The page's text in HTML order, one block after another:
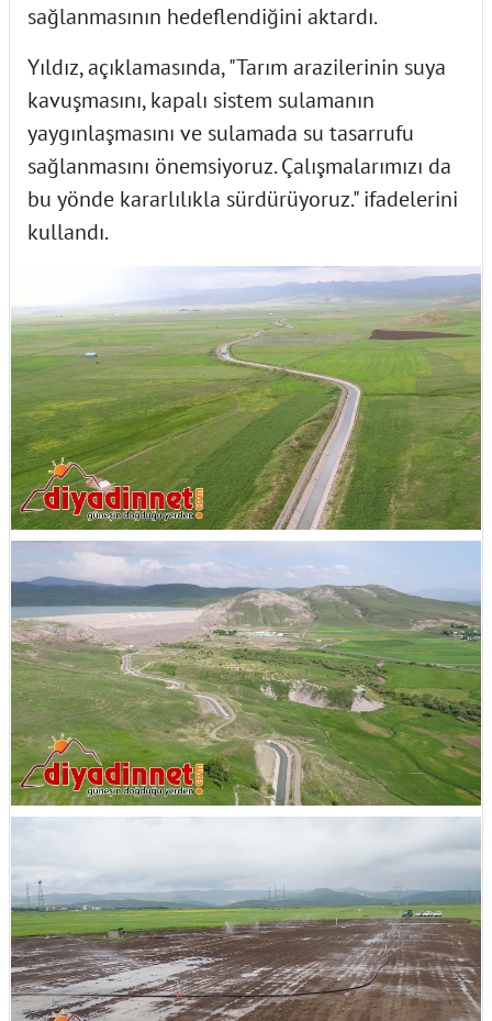
sağlanmasının hedeflendiğini aktardı.
Yıldız, açıklamasında, "Tarım arazilerinin suya
kavuşmasını, kapalı sistem sulamanın
yaygınlaşmasını ve sulamada su tasarrufu
sağlanmasını önemsiyoruz. Çalışmalarımızı da
bu yönde kararlılıkla sürdürüyoruz." ifadelerini
kullandı.